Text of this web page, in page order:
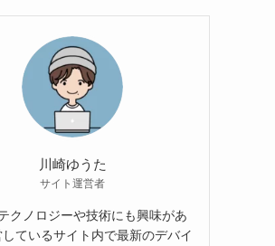
川崎ゆうた
サイト運営者
クノロジーや技術にも興味があ
しているサイト内で最新のデバイ